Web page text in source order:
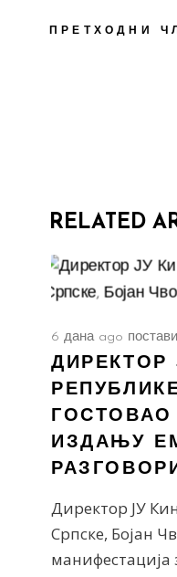
ПРЕТХОДНИ
RELATED
6 дана ago
ДИРЕКТОР
ИЗДАЊУ
Директор ЈУ
Српске, Бојан
манифестација